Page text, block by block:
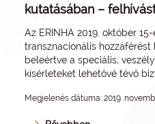
kutatásában –
Az ERINHA 2019. október
transznacionális
beleértve a speciális,
kísérleteket lehetővé tévő
Megjelenés dátuma: 2019.